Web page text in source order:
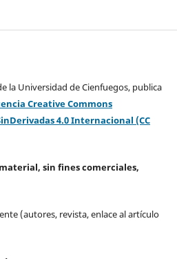
la Universidad de Cienfuegos, publica
Creative Commons
4.0 Internacional (CC
sin fines comerciales,
(autores, revista, enlace al artículo